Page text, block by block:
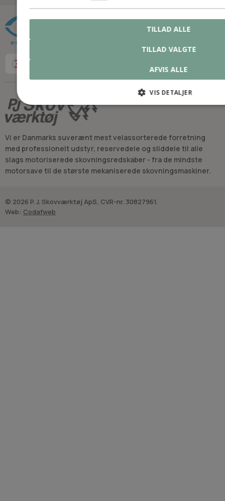
Råd og vejledning
Vi er Danmarks suverænt mest velassorterede forretning
med professionelt udstyr, reservedele og sliddele til alle
slags motoriserede skovningsredskaber - fra de mindste
motorsave til de største mekaniserede skovningsmaskiner.
© 2026 P. J. Skovværktøj ApS, CVR-nr. 30827961.
Web: Codafweb
TILLAD VALGTE
TILLAD ALLE
AFVIS ALLE
VIS DETALJER